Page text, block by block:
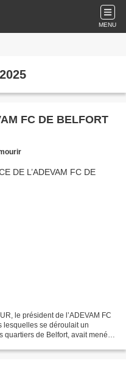
MENU
FC DE BELFORT
le président de l’ADEVAM FC
lesquelles se déroulait un
quartiers de Belfort, avait mené